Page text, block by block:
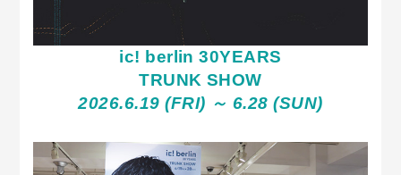
ic! berlin 30YEARS
TRUNK SHOW
2026.6.19 (FRI) ～ 6.28 (SUN)